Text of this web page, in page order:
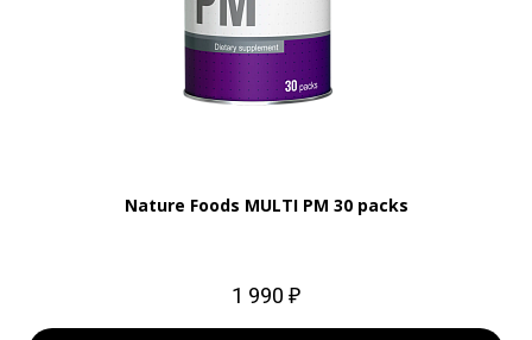
Nature Foods MULTI PM 30 packs
1 990 ₽